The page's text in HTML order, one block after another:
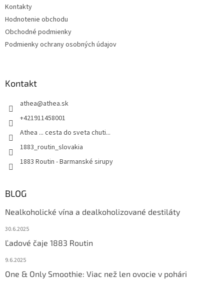
Kontakty
Hodnotenie obchodu
Obchodné podmienky
Podmienky ochrany osobných údajov
Kontakt
athea@athea.sk
+421911458001
Athea ... cesta do sveta chuti...
1883_routin_slovakia
1883 Routin - Barmanské sirupy
BLOG
Nealkoholické vína a dealkoholizované destiláty
30.6.2025
Ľadové čaje 1883 Routin
9.6.2025
One & Only Smoothie: Viac než len ovocie v pohári